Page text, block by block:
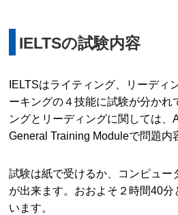
IELTSの試験内容
IELTSはライティング、リーディ
ーキングの４技能に試験が分かれ
ングとリーディングに関しては、
General Training Moduleで問題内
試験は紙で受けるか、コンピュー
が出来ます。おおよそ２時間40
います。